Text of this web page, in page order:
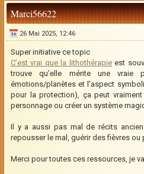
Marci56622
26 Mai 2025, 12:46
Super initiative ce topic
C’est vrai que la lithothérapieest
trouve qu’elle mérite une vraie
émotions/planètes et l’aspect
pour la protection), ça peut
personnage ou créer un système
Il y a aussi pas mal de récits
repousser le mal, guérir des fièvres
Merci pour toutes ces ressources, je